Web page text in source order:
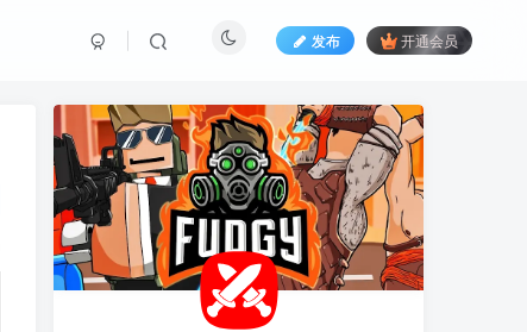
发布 开通会员